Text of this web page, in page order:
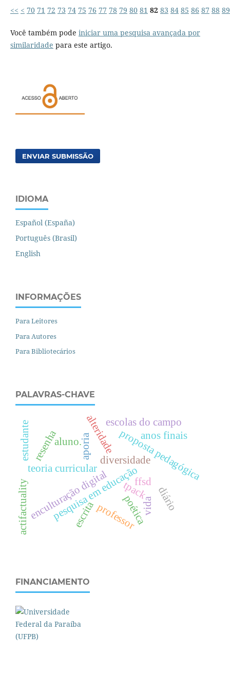
<< < 70 71 72 73 74 75 76 77 78 79 80 81 82 83 84 85 86 87 88 89
Você também pode iniciar uma pesquisa avançada por
similaridade para este artigo.
ENVIAR SUBMISSÃO
IDIOMA
Español (España)
Português (Brasil)
English
INFORMAÇÕES
Para Leitores
Para Autores
Para Bibliotecários
PALAVRAS-CHAVE
proposta pedagógica
enculturação digital
pesquisa em educação
escrita
diversidade
tpack
alteridade
poética
teoria curricular
escolas do campo
ffsd
vida
professor
aluno.
resenha
estudante
diário
actifactuality
aporia anos finais
FINANCIAMENTO